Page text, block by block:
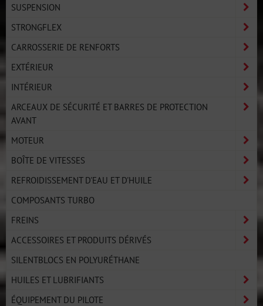
SUSPENSION
STRONGFLEX
CARROSSERIE DE RENFORTS
EXTÉRIEUR
INTÉRIEUR
ARCEAUX DE SÉCURITÉ ET BARRES DE PROTECTION
AVANT
MOTEUR
BOÎTE DE VITESSES
REFROIDISSEMENT D'EAU ET D'HUILE
COMPOSANTS TURBO
FREINS
ACCESSOIRES ET PRODUITS DÉRIVÉS
SILENTBLOCS EN POLYURÉTHANE
HUILES ET LUBRIFIANTS
ÉQUIPEMENT DU PILOTE